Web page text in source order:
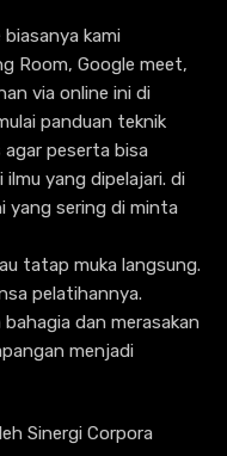
kami
Room, Google meet,
via online ini di
panduan teknik
peserta bisa
yang dipelajari. di
yang sering di minta
tatap muka langsung.
pelatihannya.
dan merasakan
menjadi
Sinergi Corpora